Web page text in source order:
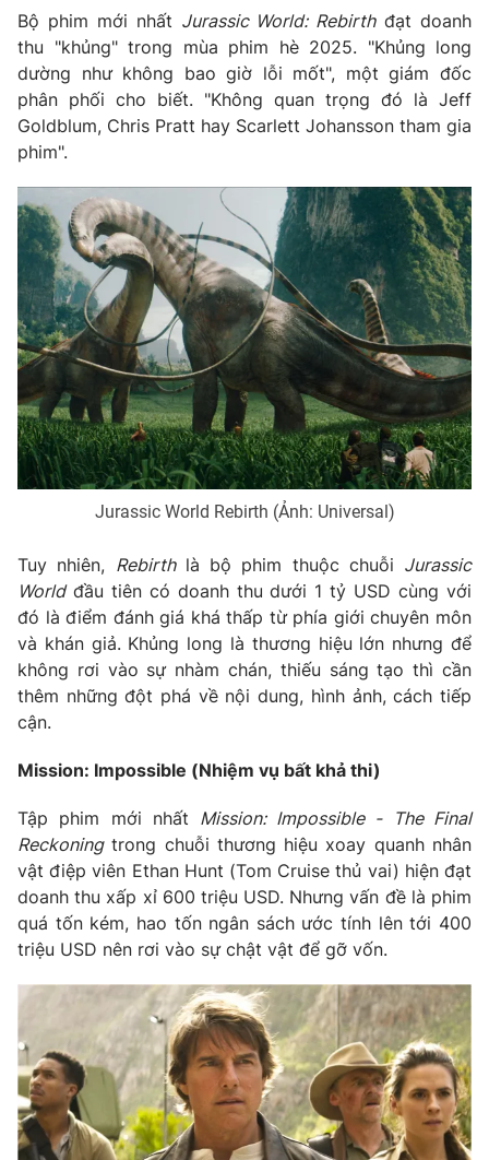
Bộ phim mới nhất Jurassic World: Rebirthđạt doanh
thu "khủng" trong mùa phim hè 2025. "Khủng long
dường như không bao giờ lỗi mốt", một giám đốc
phân phối cho biết. "Không quan trọng đó là Jeff
Goldblum, Chris Pratt hay Scarlett Johansson tham gia
phim".
Jurassic World Rebirth (Ảnh: Universal)
Tuy nhiên, Rebirthlà bộ phim thuộc chuỗi Jurassic
Worldđầu tiên có doanh thu dưới 1 tỷ USD cùng với
đó là điểm đánh giá khá thấp từ phía giới chuyên môn
và khán giả. Khủng long là thương hiệu lớn nhưng để
không rơi vào sự nhàm chán, thiếu sáng tạo thì cần
thêm những đột phá về nội dung, hình ảnh, cách tiếp
cận.
Mission: Impossible (Nhiệm vụ bất khả thi)
Tập phim mới nhất Mission: Impossible - The Final
Reckoningtrong chuỗi thương hiệu xoay quanh nhân
vật điệp viên Ethan Hunt (Tom Cruise thủ vai) hiện đạt
doanh thu xấp xỉ 600 triệu USD. Nhưng vấn đề là phim
quá tốn kém, hao tốn ngân sách ước tính lên tới 400
triệu USD nên rơi vào sự chật vật để gỡ vốn.